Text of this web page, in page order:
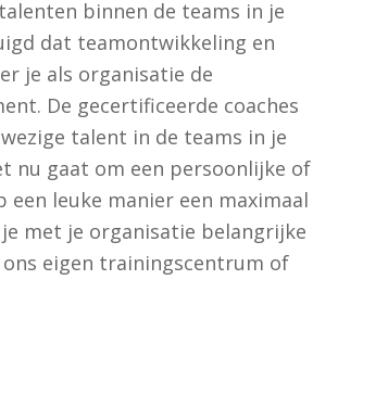
binnen de teams in je
dat teamontwikkeling en
je als organisatie de
De gecertificeerde coaches
talent in de teams in je
nu gaat om een persoonlijke of
leuke manier een maximaal
met je organisatie belangrijke
eigen trainingscentrum of